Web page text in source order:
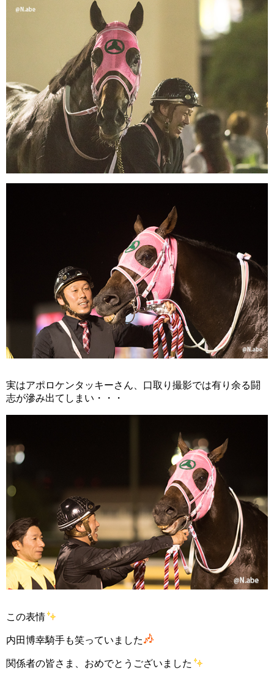
実はアポロケンタッキーさん、口取り撮影では有り余る闘
志が滲み出てしまい・・・
この表情
内田博幸騎手も笑っていました
関係者の皆さま、おめでとうございました